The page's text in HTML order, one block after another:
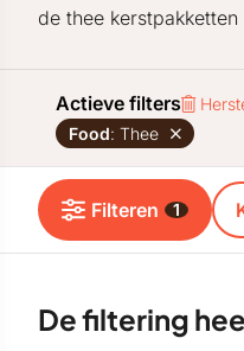
de thee
Actieve filters
Food: Thee
Filteren 1
De filtering